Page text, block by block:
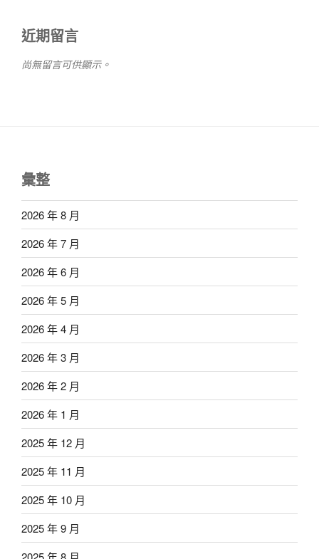
近期留言
尚無留言可供顯示。
彙整
2026 年 8 月
2026 年 7 月
2026 年 6 月
2026 年 5 月
2026 年 4 月
2026 年 3 月
2026 年 2 月
2026 年 1 月
2025 年 12 月
2025 年 11 月
2025 年 10 月
2025 年 9 月